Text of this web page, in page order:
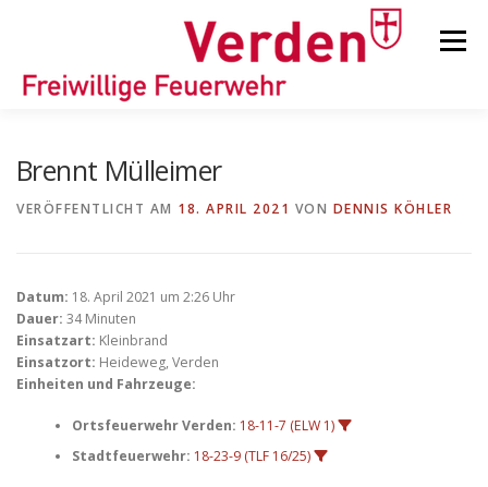
Menü
KINDER-/JUGENDFEUERWEHR
Brennt Mülleimer
VERÖFFENTLICHT AM 18. APRIL 2021 VON DENNIS KÖHLER
Datum: 18. April 2021 um 2:26 Uhr
Dauer: 34 Minuten
Einsatzart: Kleinbrand
Einsatzort: Heideweg, Verden
Einheiten und Fahrzeuge:
Ortsfeuerwehr Verden: 18-11-7 (ELW 1)
Stadtfeuerwehr: 18-23-9 (TLF 16/25)